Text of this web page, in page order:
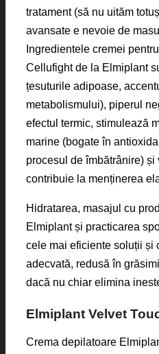
tratament (să nu uităm
avansate e nevoie de
Ingredientele cremei
Cellufight de la Elmiplant
țesuturile adipoase,
metabolismului), piperul
efectul termic, stimulează
marine (bogate în
procesul de îmbătrânire) și
contribuie la menținerea
Hidratarea, masajul cu
Elmiplant și practicarea
cele mai eficiente soluții și
adecvată, redusă în
dacă nu chiar elimina
Elmiplant Velvet
Crema depilatoare